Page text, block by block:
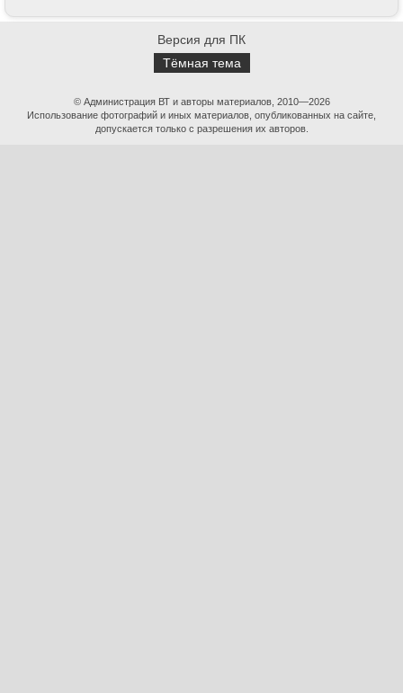
Версия для ПК
Тёмная тема
© Администрация ВТ и авторы материалов, 2010—2026
Использование фотографий и иных материалов, опубликованных на сайте,
допускается только с разрешения их авторов.